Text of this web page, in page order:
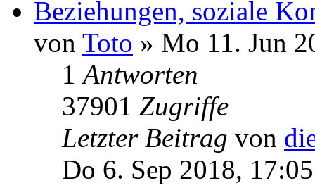
Beziehungen, soziale
von Toto » Mo 11. Jun
1Antworten
37901 Zugriffe
Letzter Beitrag von
Do 6. Sep 2018, 17:05